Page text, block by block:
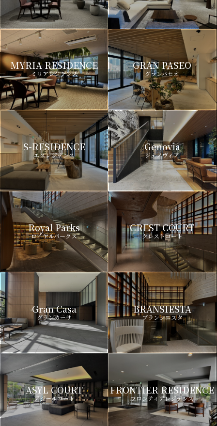
MYRIA RESIDENCE
ミリアレジデンス
GRAN PASEO
グランパセオ
S-RESIDENCE
エスレジデンス
Genovia
ジェノヴィア
Royal Parks
ロイヤルパークス
CREST COURT
クレストコート
Gran Casa
グランカーサ
BRANSIESTA
ブランシエスタ
ASYL COURT
アジールコート
FRONTIER RESIDENCE
フロンティアレジデンス